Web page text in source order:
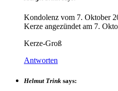
Kondolenz vom 7. Oktober
Kerze angezündet am 7.
Kerze-Groß
Antworten
Helmut Trink says: